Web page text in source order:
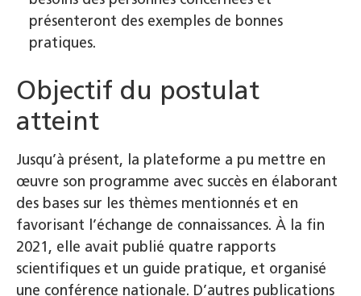
présenteront des exemples de bonnes
pratiques.
Objectif du postulat
atteint
Jusqu’à présent, la plateforme a pu mettre en
œuvre son programme avec succès en élaborant
des bases sur les thèmes mentionnés et en
favorisant l’échange de connaissances. À la fin
2021, elle avait publié quatre rapports
scientifiques et un guide pratique, et organisé
une conférence nationale. D’autres publications